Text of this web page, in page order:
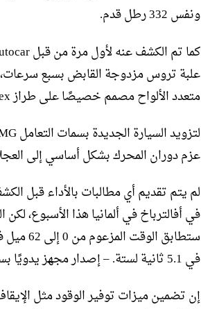
ونفس 332 رطل قدم.
متعدد الألواح مصمم خصيصًا على طراز Haldex لجميع العجلات الأربع.
عزم دوران المحرك بشكل أساسي إلى
في أفالترباخ في ألمانيا هذا الأسبوع،
في 5.1 ثانية لستة. – إصدار مجهز يدويًا بسرعة.
إن تضمين ميزات توفير الوقود مثل